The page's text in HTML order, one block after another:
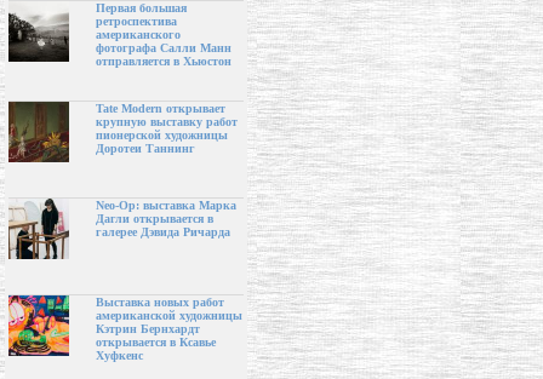
Первая большая
ретроспектива
американского
фотографа Салли Манн
отправляется в Хьюстон
Tate Modern открывает
крупную выставку работ
пионерской художницы
Доротеи Таннинг
Neo-Op: выставка Марка
Дагли открывается в
галерее Дэвида Ричарда
Выставка новых работ
американской художницы
Кэтрин Бернхардт
открывается в Ксавье
Хуфкенс